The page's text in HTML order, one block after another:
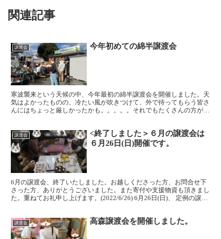
関連記事
譲渡会 今年初めての綿半譲渡会
寒波襲来という天候の中、今年最初の綿半譲渡会を開催しました。天
気はよかったものの、冷たい風が吹きつけて、外で待ってもらう皆さ
んにはちょっと厳しかったかも。。。。。それでもたくさんの方が猫
譲渡会
<終了しました＞６月の譲渡会は
６月26日(日)開催です。
6月の譲渡会、終了いたしました。お越しくださった方、お問合せ下
さった方、ありがとうございました。また寄付や支援物資も頂きまし
た。重ねてお礼申し上げます。(2022/6/26) 6月26日(日)、 定例の譲渡
譲渡会 高森譲渡会を開催しました。